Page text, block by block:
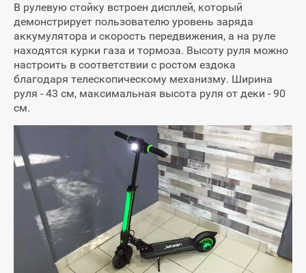
В рулевую стойку встроен дисплей, который
демонстрирует пользователю уровень заряда
аккумулятора и скорость передвижения, а на руле
находятся курки газа и тормоза. Высоту руля можно
настроить в соответствии с ростом ездока
благодаря телескопическому механизму. Ширина
руля - 43 см, максимальная высота руля от деки - 90
см.